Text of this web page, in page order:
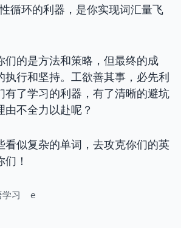
循环的利器，是你实现词汇量飞
们的是方法和策略，但最终的成
执行和坚持。工欲善其事，必先利
有了学习的利器，有了清晰的避坑
不全力以赴呢？
看似复杂的单词，去攻克你们的英
！
习 e